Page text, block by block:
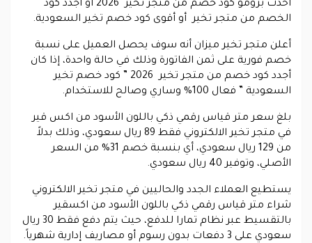
أحدث برومو كود خصم من متجر تخير 2026 أو أجدد كود
الخصم من متجر تخير أو أقوى كود خصم تخير السعودية.
أعلن متجر تخير ميزان أنه سوف يحصل العميل على نسبة
خصم فورية على ثمن الفاتورة وذلك في حالة واحدة، إذا كان
أجدد كود خصم من متجر تخير 2026 ” كود خصم تخير
السعودية ” فعال 100% وساري وصالح للاستخدام.
بلغ سعر متر قياس رقمي ذكي باللون الأسود من اكس قير
في متجر تخير الالكتروني فقط 89 ريال سعودي، وذلك بدلاً
من 129 ريال سعودي، أي بنسبة خصم 31% من السعر
الأصلي، وتوفير 40 ريال سعودي.
يستطيع العملاء الجدد والحاليين في متجر تخير الالكتروني
شراء متر قياس رقمي ذكي باللون الأسود من اكسقير
بالتقسيط عبر نظام تمارا للدفع، حيث يتم دفع فقط 30 ريال
سعودي على 3 دفعات بدون رسوم أو مصاريف إدارية شهرياً.